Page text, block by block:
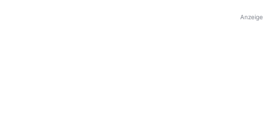
Anzeige